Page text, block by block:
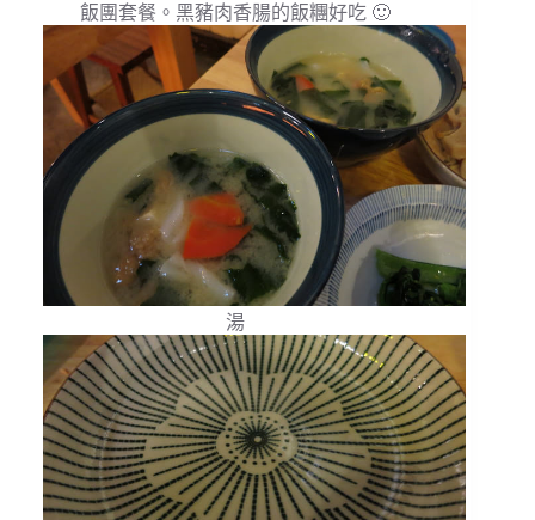
飯團套餐。黑豬肉香腸的飯糰好吃 🙂
湯